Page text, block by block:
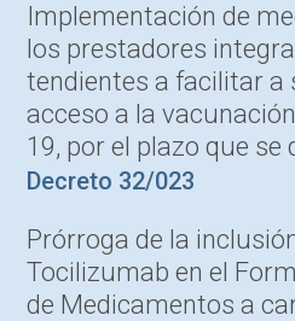
Implementación de
los prestadores
tendientes a facilitar a
acceso a la
19, por el plazo que se
Decreto 32/023
Prórroga de la
Tocilizumab en el
de Medicamentos a